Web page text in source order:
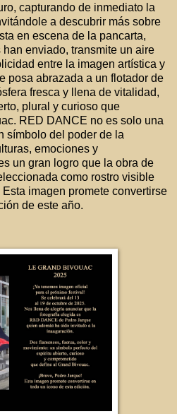
capturando de inmediato la
a descubrir más sobre
en escena de la pancarta,
enviado, transmite un aire
entre la imagen artística y
posa abrazada a un flotador de
fresca y llena de vitalidad,
plural y curioso que
RED DANCE no es solo una
símbolo del poder de la
emociones y
un gran logro que la obra de
como rostro visible
imagen promete convertirse
de este año.